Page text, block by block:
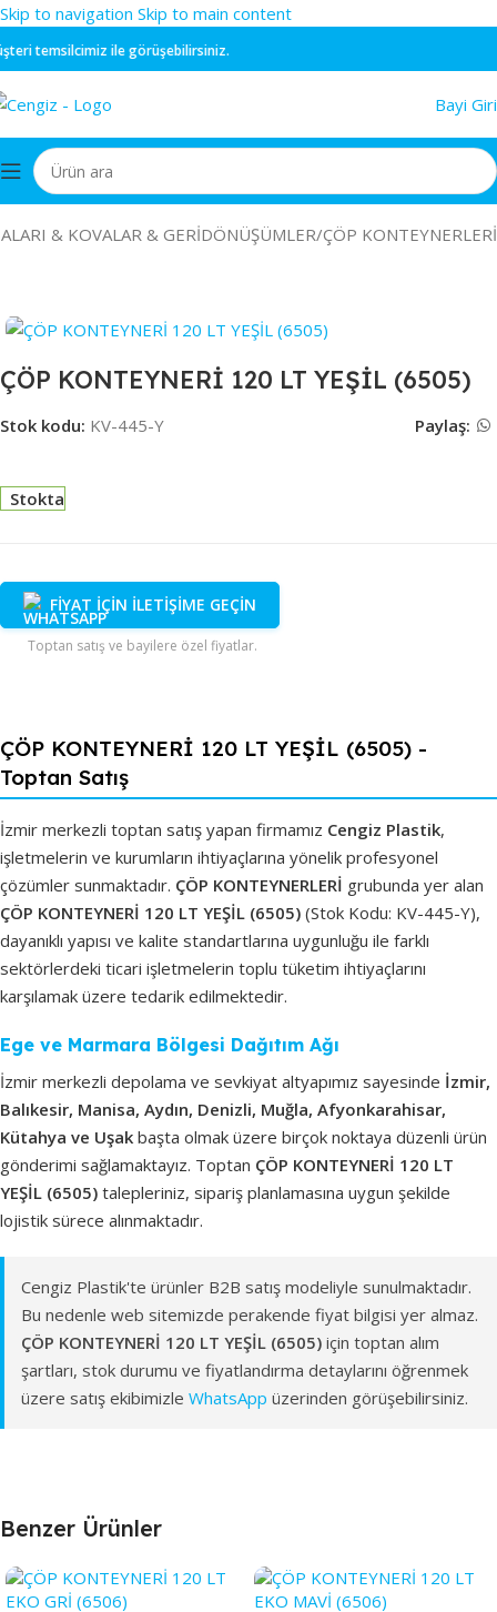
Skip to navigation Skip to main content
temsilcimiz ile görüşebilirsiniz.
Bayi
& KOVALAR & GERİDÖNÜŞÜMLER/ÇÖP KONTEYNERLERİ
ÇÖP KONTEYNERİ 120 LT YEŞİL (6505)
Stok kodu: KV-445-Y Paylaş:
Stokta
FİYAT İÇİN İLETİŞİME GEÇİN
Toptan satış ve bayilere özel fiyatlar.
ÇÖP KONTEYNERİ 120 LT YEŞİL (6505) -
Toptan Satış
İzmir merkezli toptan satış yapan firmamız Cengiz Plastik,
işletmelerin ve kurumların ihtiyaçlarına yönelik profesyonel
çözümler sunmaktadır. ÇÖP KONTEYNERLERİ grubunda yer alan
ÇÖP KONTEYNERİ 120 LT YEŞİL (6505) (Stok Kodu: KV-445-Y),
dayanıklı yapısı ve kalite standartlarına uygunluğu ile farklı
sektörlerdeki ticari işletmelerin toplu tüketim ihtiyaçlarını
karşılamak üzere tedarik edilmektedir.
Ege ve Marmara Bölgesi Dağıtım Ağı
İzmir merkezli depolama ve sevkiyat altyapımız sayesinde İzmir,
Balıkesir, Manisa, Aydın, Denizli, Muğla, Afyonkarahisar,
Kütahya ve Uşak başta olmak üzere birçok noktaya düzenli ürün
gönderimi sağlamaktayız. Toptan ÇÖP KONTEYNERİ 120 LT
YEŞİL (6505) talepleriniz, sipariş planlamasına uygun şekilde
lojistik sürece alınmaktadır.
Cengiz Plastik'te ürünler B2B satış modeliyle sunulmaktadır.
Bu nedenle web sitemizde perakende fiyat bilgisi yer almaz.
ÇÖP KONTEYNERİ 120 LT YEŞİL (6505) için toptan alım
şartları, stok durumu ve fiyatlandırma detaylarını öğrenmek
üzere satış ekibimizle WhatsApp üzerinden görüşebilirsiniz.
Benzer Ürünler